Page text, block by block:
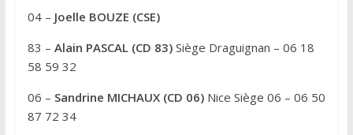
04 – Joelle BOUZE (CSE)
83 – Alain PASCAL (CD 83) Siège Draguignan – 06 18
58 59 32
06 – Sandrine MICHAUX (CD 06)Nice Siège 06 – 06 50
87 72 34